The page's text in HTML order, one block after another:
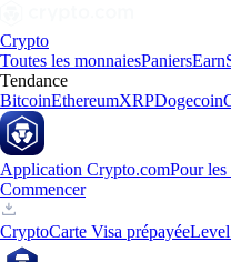
Crypto
Toutes les monnaiesPaniersEarn
Tendance
BitcoinEthereumXRPDogecoin
Application Crypto.comPour
Commencer
CryptoCarte Visa prépayée